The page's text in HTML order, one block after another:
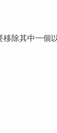
除其中一個